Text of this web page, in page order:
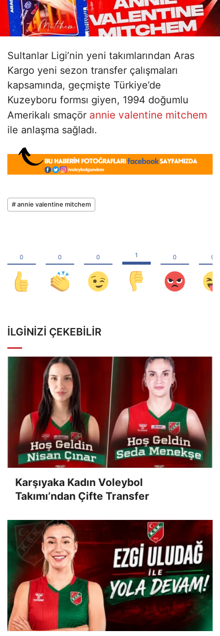
Sultanlar Ligi’nin yeni takımlarından Aras
Kargo yeni sezon transfer çalışmaları
kapsamında, geçmişte Türkiye’de
Kuzeyboru formsı giyen, 1994 doğumlu
Amerikalı smaçör annie valentine mitchem
ile anlaşma sağladı.
# annie valentine mitchem
İLGINIZI ÇEKEBILIR
Karşıyaka Kadın Voleybol
Takımı’ndan Çifte Transfer